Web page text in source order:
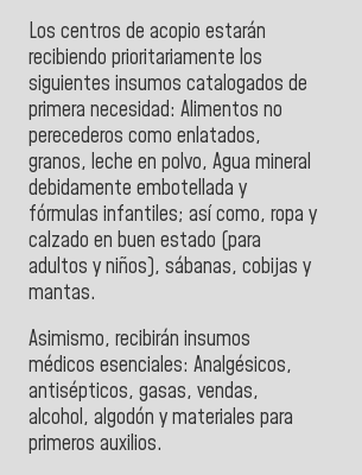
Los centros de acopio estarán
recibiendo prioritariamente los
siguientes insumos catalogados de
primera necesidad: Alimentos no
perecederos como enlatados,
granos, leche en polvo, Agua mineral
debidamente embotellada y
fórmulas infantiles; así como, ropa y
calzado en buen estado (para
adultos y niños), sábanas, cobijas y
mantas.
Asimismo, recibirán insumos
médicos esenciales: Analgésicos,
antisépticos, gasas, vendas,
alcohol, algodón y materiales para
primeros auxilios.